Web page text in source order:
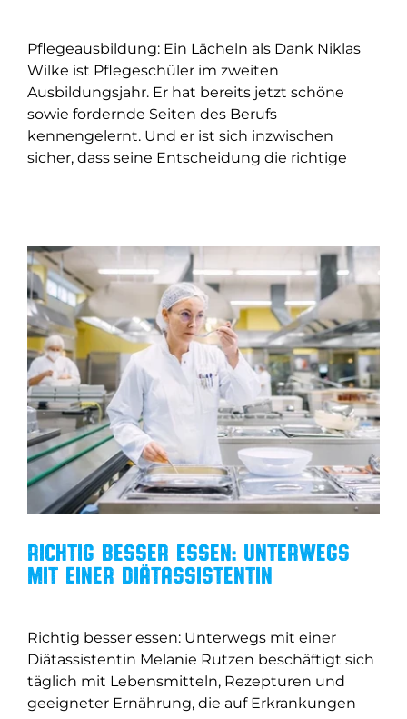
Pflegeausbildung: Ein Lächeln als Dank Niklas
Wilke ist Pflegeschüler im zweiten
Ausbildungsjahr. Er hat bereits jetzt schöne
sowie fordernde Seiten des Berufs
kennengelernt. Und er ist sich inzwischen
sicher, dass seine Entscheidung die richtige
Richtig besser essen: Unterwegs
mit einer Diätassistentin
Richtig besser essen: Unterwegs mit einer
Diätassistentin Melanie Rutzen beschäftigt sich
täglich mit Lebensmitteln, Rezepturen und
geeigneter Ernährung, die auf Erkrankungen